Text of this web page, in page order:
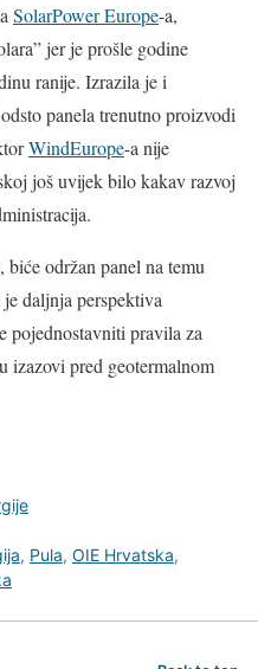
SolarPower Europe-a,
jer je prošle godine
ranije. Izrazila je i
panela trenutno proizvodi
WindEurope-a nije
još uvijek bilo kakav razvoj
održan panel na temu
daljnja perspektiva
pojednostavniti pravila za
izazovi pred geotermalnom
, Pula, OIE Hrvatska,